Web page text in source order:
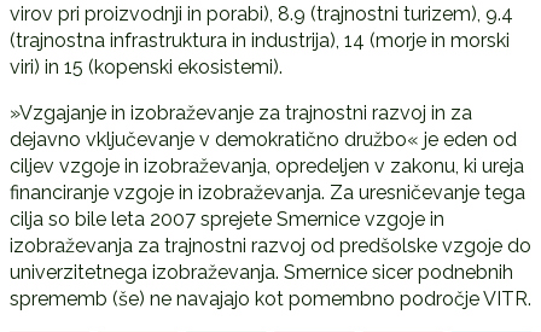
virov pri proizvodnji in porabi), 8.9 (trajnostni turizem), 9.4
(trajnostna infrastruktura in industrija), 14 (morje in morski
viri) in 15 (kopenski ekosistemi).
»Vzgajanje in izobraževanje za trajnostni razvoj in za
dejavno vključevanje v demokratično družbo« je eden od
ciljev vzgoje in izobraževanja, opredeljen v zakonu, ki ureja
financiranje vzgoje in izobraževanja. Za uresničevanje tega
cilja so bile leta 2007 sprejete Smernice vzgoje in
izobraževanja za trajnostni razvoj od predšolske vzgoje do
univerzitetnega izobraževanja. Smernice sicer podnebnih
sprememb (še) ne navajajo kot pomembno področje VITR.